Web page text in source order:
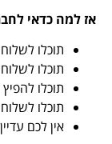
אז למה כדאי
תוכלו
תוכלו לשלוח SMS ללקוח לאחר רכישה
תוכלו
תוכלו לשלוח
אין לכם